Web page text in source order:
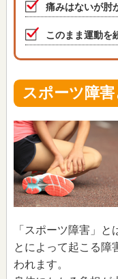
痛みはないが肘
このまま運動を
スポーツ障害
「スポーツ障害」
とによって起こる障
われます。